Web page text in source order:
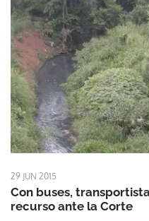
29 JUN 2015
Con buses,
recurso ante la Corte